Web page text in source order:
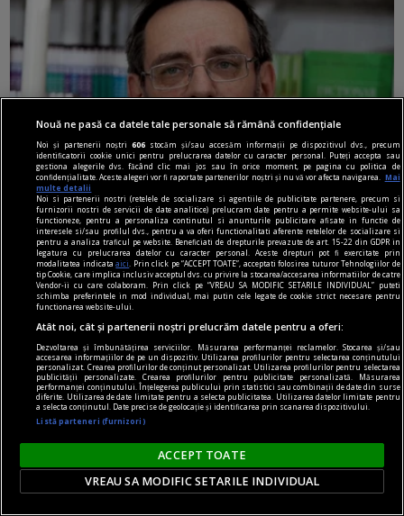
la răscruce de gînduri
Succesiunea
Nici Europa nu stă grozav înaintea unor alegeri
care pot să împingă în parlamentele europene
diferiți demagogi cu promisiuni maximale și
capacități mediocre.
Andrei CORNEA
Nouă ne pasă ca datele tale personale să rămână confidențiale
Noi și partenerii noștri606 stocăm și/sau accesăm informații pe dispozitivul dvs., precum
identificatorii cookie unici pentru prelucrarea datelor cu caracter personal. Puteți accepta sau
gestiona alegerile dvs. făcând clic mai jos sau în orice moment, pe pagina cu politica de
confidențialitate. Aceste alegeri vor fi raportate partenerilor noștri și nu vă vor afecta navigarea.
Mai
multe detalii
Noi si partenerii nostri (retelele de socializare si agentiile de publicitate partenere, precum si
furnizorii nostri de servicii de date analitice) prelucram date pentru a permite website-ului sa
functioneze, pentru a personaliza continutul si anunturile publicitare afisate in functie de
interesele si/sau profilul dvs., pentru a va oferi functionalitati aferente retelelor de socializare si
pentru a analiza traficul pe website. Beneficiati de drepturile prevazute de art. 15-22 din GDPR in
legatura cu prelucrarea datelor cu caracter personal. Aceste drepturi pot fi exercitate prin
modalitatea indicataaici
. Prin click pe “ACCEPT TOATE”, acceptati folosirea tuturor Tehnologiilor de
tip Cookie, care implica inclusiv acceptul dvs. cu privire la stocarea/accesarea informatiilor de catre
Vendor-ii cu care colaboram. Prin click pe “VREAU SA MODIFIC SETARILE INDIVIDUAL” puteti
schimba preferintele in mod individual, mai putin cele legate de cookie strict necesare pentru
functionarea website-ului.
Atât noi, cât și partenerii noștri prelucrăm datele pentru a oferi:
Dezvoltarea și îmbunătățirea serviciilor. Măsurarea performanței reclamelor. Stocarea și/sau
accesarea informațiilor de pe un dispozitiv. Utilizarea profilurilor pentru selectarea conținutului
personalizat. Crearea profilurilor de conținut personalizat. Utilizarea profilurilor pentru selectarea
publicității personalizate. Crearea profilurilor pentru publicitate personalizată. Măsurarea
performanței conținutului. Înțelegerea publicului prin statistici sau combinații de date din surse
diferite. Utilizarea de date limitate pentru a selecta publicitatea. Utilizarea datelor limitate pentru
a selecta conținutul. Date precise de geolocație și identificarea prin scanarea dispozitivului.
Listă parteneri (furnizori)
ACCEPT TOATE
VREAU SA MODIFIC SETARILE INDIVIDUAL